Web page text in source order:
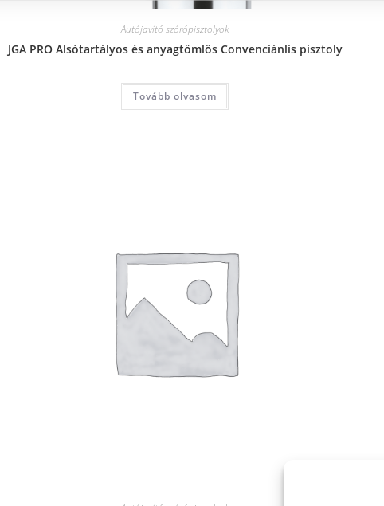
Autójavító szórópisztolyok
JGA PRO Alsótartályos és anyagtömlős Convenciánlis pisztoly
Tovább olvasom